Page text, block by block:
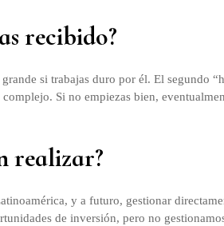
recibido?
si trabajas duro por él. El segundo
Si no empiezas bien,
realizar?
y a futuro, gestionar
de inversión, pero no